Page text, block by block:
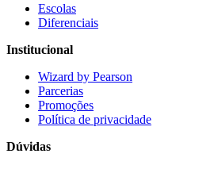
Escolas
Diferenciais
Institucional
Wizard by Pearson
Parcerias
Promoções
Política de privacidade
Dúvidas